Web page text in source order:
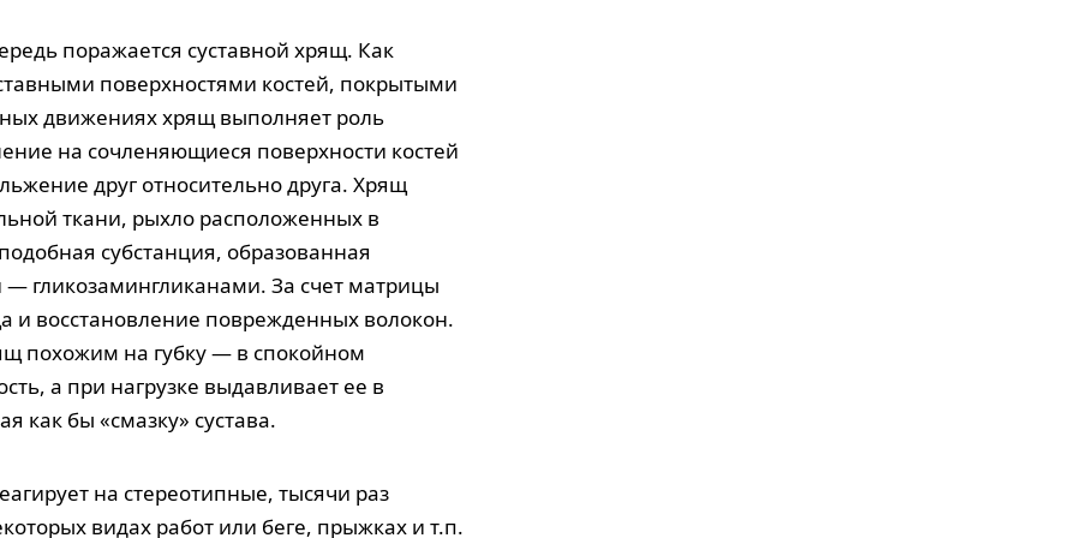
поражается суставной хрящ. Как
поверхностями костей, покрытыми
движениях хрящ выполняет роль
на сочленяющиеся поверхности костей
друг относительно друга. Хрящ
ткани, рыхло расположенных в
субстанция, образованная
гликозамингликанами. За счет матрицы
и восстановление поврежденных волокон.
похожим на губку — в спокойном
а при нагрузке выдавливает ее в
как бы «смазку» сустава.
на стереотипные, тысячи раз
видах работ или беге, прыжках и т.п.